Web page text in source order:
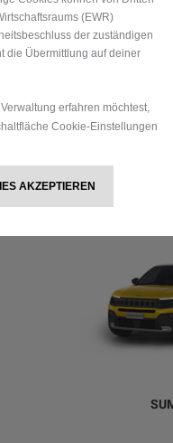
(EWR)
der zuständigen
die Übermittlung auf deiner
erfahren möchtest,
Cookie-Einstellungen
AKZEPTIEREN